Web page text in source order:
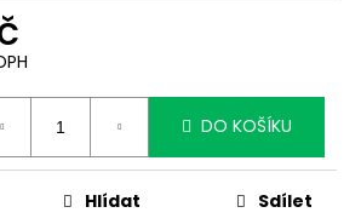
DO KOŠÍKU
Hlídat Sdílet